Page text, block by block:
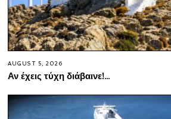
AUGUST 5, 2026
Αν έχεις τύχη διάβαινε!…